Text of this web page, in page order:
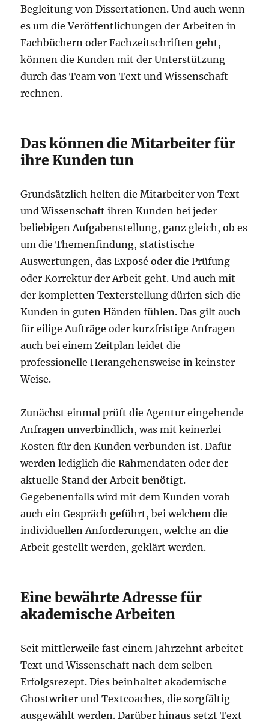
Begleitung von Dissertationen. Und auch wenn
es um die Veröffentlichungen der Arbeiten in
Fachbüchern oder Fachzeitschriften geht,
können die Kunden mit der Unterstützung
durch das Team von Text und Wissenschaft
rechnen.
Das können die Mitarbeiter für
ihre Kunden tun
Grundsätzlich helfen die Mitarbeiter von Text
und Wissenschaft ihren Kunden bei jeder
beliebigen Aufgabenstellung, ganz gleich, ob es
um die Themenfindung, statistische
Auswertungen, das Exposé oder die Prüfung
oder Korrektur der Arbeit geht. Und auch mit
der kompletten Texterstellung dürfen sich die
Kunden in guten Händen fühlen. Das gilt auch
für eilige Aufträge oder kurzfristige Anfragen –
auch bei einem Zeitplan leidet die
professionelle Herangehensweise in keinster
Weise.
Zunächst einmal prüft die Agentur eingehende
Anfragen unverbindlich, was mit keinerlei
Kosten für den Kunden verbunden ist. Dafür
werden lediglich die Rahmendaten oder der
aktuelle Stand der Arbeit benötigt.
Gegebenenfalls wird mit dem Kunden vorab
auch ein Gespräch geführt, bei welchem die
individuellen Anforderungen, welche an die
Arbeit gestellt werden, geklärt werden.
Eine bewährte Adresse für
akademische Arbeiten
Seit mittlerweile fast einem Jahrzehnt arbeitet
Text und Wissenschaft nach dem selben
Erfolgsrezept. Dies beinhaltet akademische
Ghostwriter und Textcoaches, die sorgfältig
ausgewählt werden. Darüber hinaus setzt Text